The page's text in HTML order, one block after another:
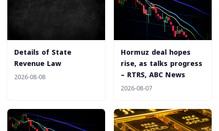
‎Details of State
Revenue Law
2026-08-08
Hormuz deal hopes
rise, as talks progress
– RTRS, ABC News
2026-08-07